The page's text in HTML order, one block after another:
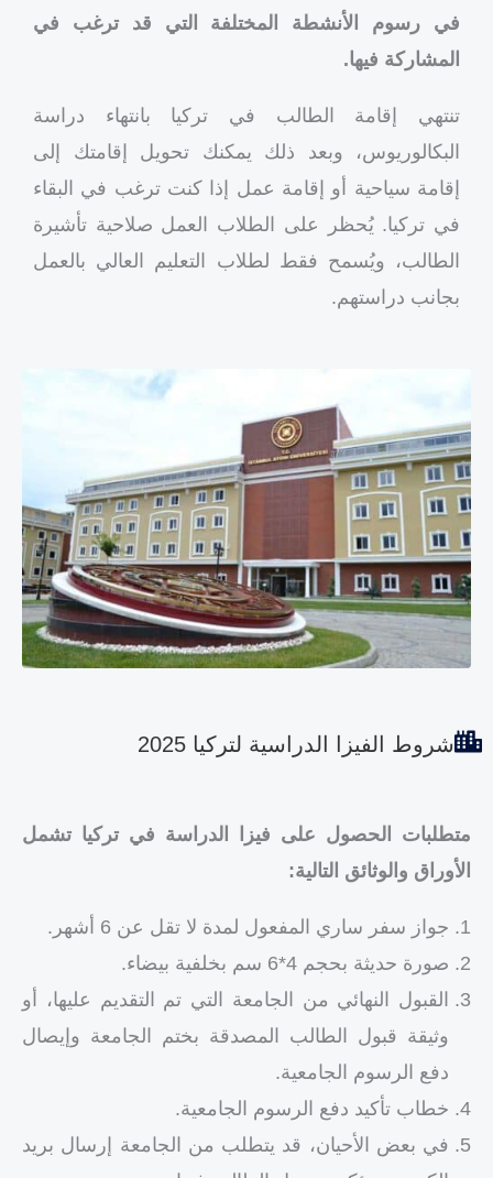
في رسوم الأنشطة المختلفة التي قد ترغب في
المشاركة فيها.
تنتهي إقامة الطالب في تركيا بانتهاء دراسة
البكالوريوس، وبعد ذلك يمكنك تحويل إقامتك إلى
إقامة سياحية أو إقامة عمل إذا كنت ترغب في البقاء
في تركيا. يُحظر على الطلاب العمل صلاحية تأشيرة
الطالب، ويُسمح فقط لطلاب التعليم العالي بالعمل
بجانب دراستهم.
شروط الفيزا الدراسية لتركيا 2025
متطلبات الحصول على فيزا الدراسة في تركيا تشمل
الأوراق والوثائق التالية:
جواز سفر ساري المفعول لمدة لا تقل عن 6 أشهر.
صورة حديثة بحجم 4*6 سم بخلفية بيضاء.
القبول النهائي من الجامعة التي تم التقديم عليها، أو
وثيقة قبول الطالب المصدقة بختم الجامعة وإيصال
دفع الرسوم الجامعية.
خطاب تأكيد دفع الرسوم الجامعية.
في بعض الأحيان، قد يتطلب من الجامعة إرسال بريد